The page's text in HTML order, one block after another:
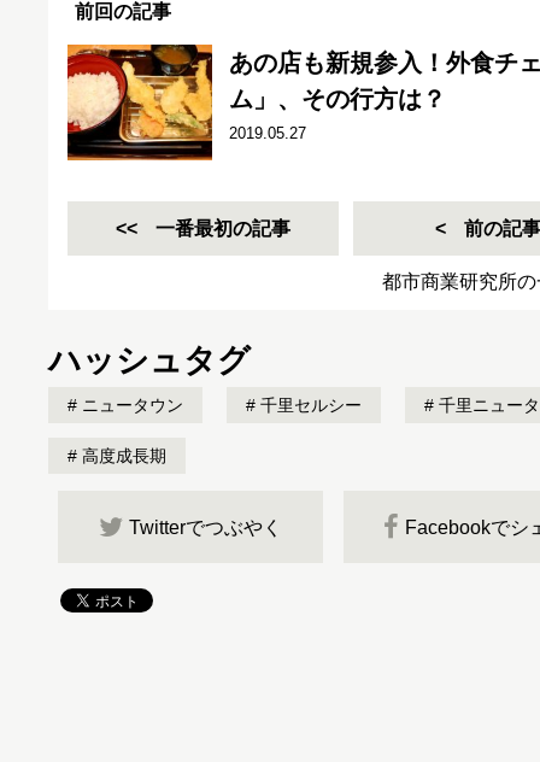
前回の記事
あの店も新規参入！外食チ
ム」、その行方は？
2019.05.27
一番最初の記事 前の記事
都市商業研究所
ハッシュタグ
ニュータウン 千里セルシー 千里ニュー
高度成長期
Twitterでつぶやく Facebookでシ